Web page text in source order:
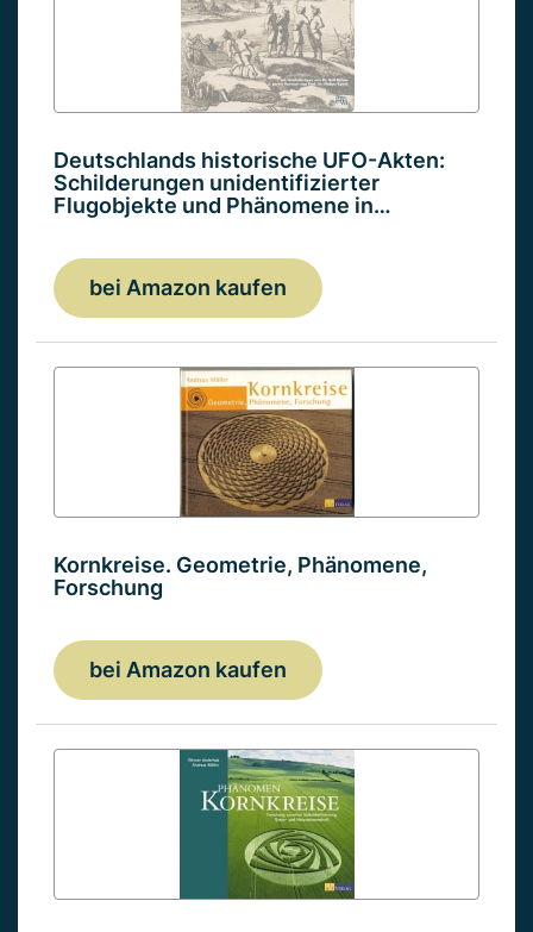
Deutschlands historische UFO-Akten:
Schilderungen unidentifizierter
Flugobjekte und Phänomene in…
bei Amazon kaufen
Kornkreise. Geometrie, Phänomene,
Forschung
bei Amazon kaufen